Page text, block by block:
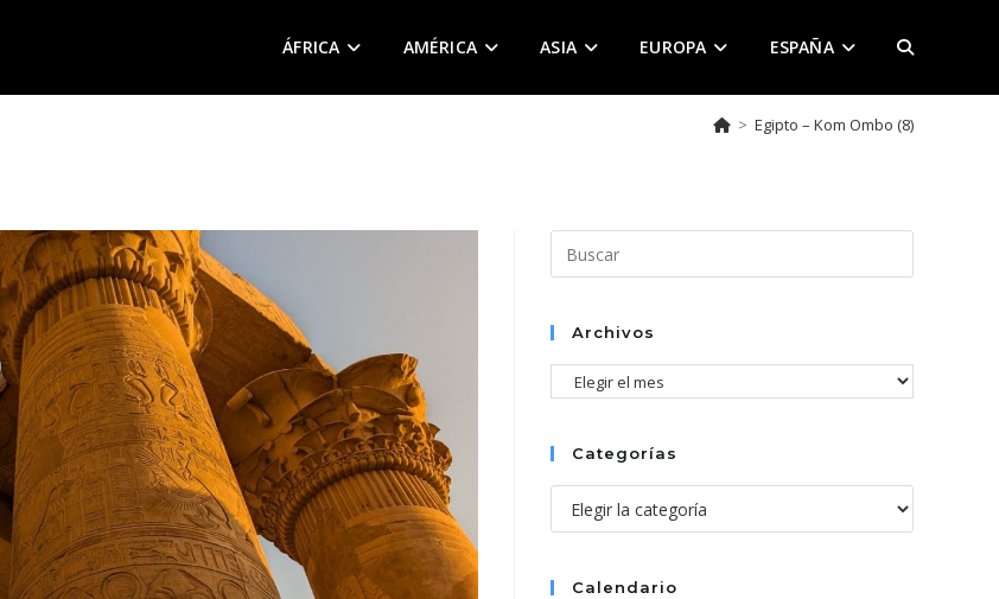
ÁFRICA AMÉRICA ASIA EUROPA ESPAÑA ALTERNAR
DE
> Egipto – Kom Ombo (8)
Escape
el
Archivos
Archivos
Categorías
Categorías
Calendario